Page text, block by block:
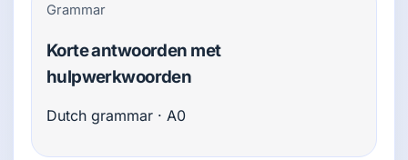
Grammar
Korte antwoorden met
hulpwerkwoorden
Dutch grammar · A0